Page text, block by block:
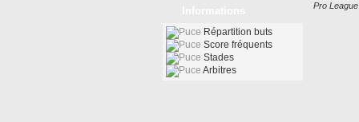
Pro
Répartition buts
Score fréquents
Stades
Arbitres